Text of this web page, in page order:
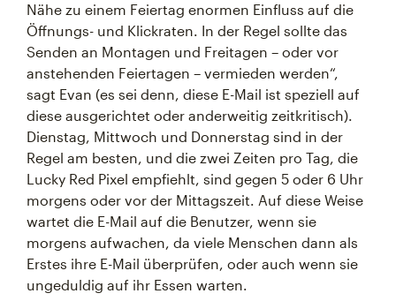
Nähe zu einem Feiertag enormen Einfluss auf die
Öffnungs- und Klickraten. In der Regel sollte das
Senden an Montagen und Freitagen – oder vor
anstehenden Feiertagen – vermieden werden“,
sagt Evan (es sei denn, diese E-Mail ist speziell auf
diese ausgerichtet oder anderweitig zeitkritisch).
Dienstag, Mittwoch und Donnerstag sind in der
Regel am besten, und die zwei Zeiten pro Tag, die
Lucky Red Pixel empfiehlt, sind gegen 5 oder 6 Uhr
morgens oder vor der Mittagszeit. Auf diese Weise
wartet die E-Mail auf die Benutzer, wenn sie
morgens aufwachen, da viele Menschen dann als
Erstes ihre E-Mail überprüfen, oder auch wenn sie
ungeduldig auf ihr Essen warten.